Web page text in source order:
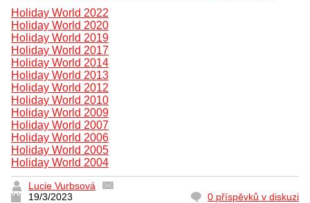
Holiday World 2022
Holiday World 2020
Holiday World 2019
Holiday World 2017
Holiday World 2014
Holiday World 2013
Holiday World 2012
Holiday World 2010
Holiday World 2009
Holiday World 2007
Holiday World 2006
Holiday World 2005
Holiday World 2004
Lucie Vurbsová
19/3/2023
0 příspěvků v diskuzi